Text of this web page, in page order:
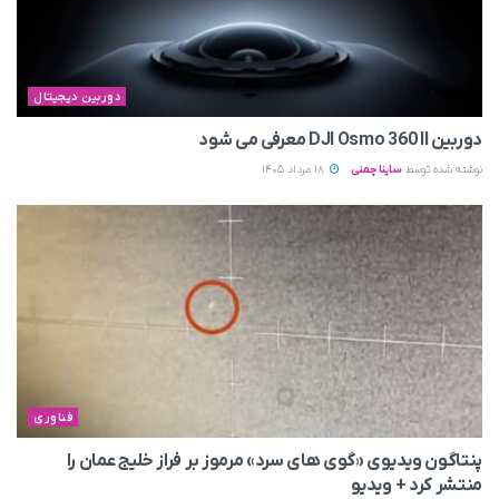
دوربین دیجیتال
دوربین DJI Osmo 360 II معرفی می‌ شود
نوشته شده توسط ساینا چمنی
فناوری
پنتاگون ویدیوی «گوی های سرد» مرموز بر فراز خلیج عمان را
منتشر کرد + ویدیو